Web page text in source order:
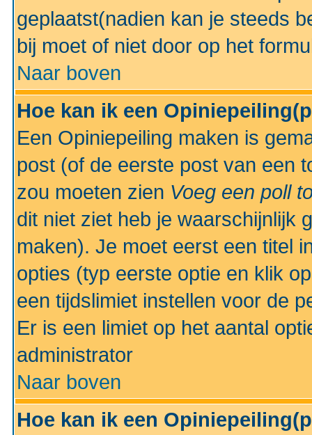
geplaatst(nadien kan je steeds
bij moet of niet door op het
Naar boven
Hoe kan ik een
Een Opiniepeiling maken is
post (of de eerste post van een
zou moeten zien Voeg een poll
dit niet ziet heb je waarschijnlijk
maken). Je moet eerst een titel
opties (typ eerste optie en klik
een tijdslimiet instellen voor de
Er is een limiet op het aantal
administrator
Naar boven
Hoe kan ik een